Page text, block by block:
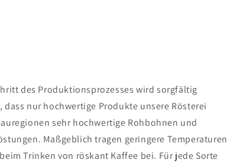
des Produktionsprozesses wird sorgfältig
nur hochwertige Produkte unsere Rösterei
sehr hochwertige Rohbohnen und
Maßgeblich tragen geringere Temperaturen
Trinken von röskant Kaffee bei. Für jede Sorte